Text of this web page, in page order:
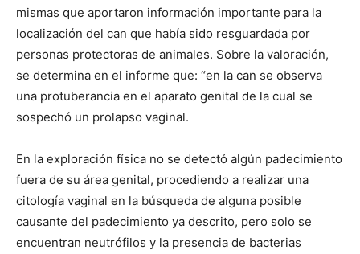
mismas que aportaron información importante para la
localización del can que había sido resguardada por
personas protectoras de animales. Sobre la valoración,
se determina en el informe que: “en la can se observa
una protuberancia en el aparato genital de la cual se
sospechó un prolapso vaginal.
En la exploración física no se detectó algún padecimiento
fuera de su área genital, procediendo a realizar una
citología vaginal en la búsqueda de alguna posible
causante del padecimiento ya descrito, pero solo se
encuentran neutrófilos y la presencia de bacterias